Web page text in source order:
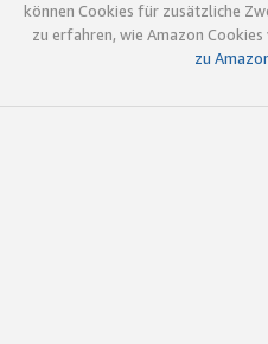
können Cookies für zusätzliche
zu erfahren, wie Amazon
zu